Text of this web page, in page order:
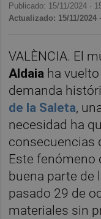
Publicado: 15/11/2024 ·
Actualizado: 15/11/2024
VALÈNCIA. El
Aldaia ha
demanda
de la Saleta,
necesidad ha
consecuencias
Este fenómeno
buena parte de
pasado 29 de
materiales sin